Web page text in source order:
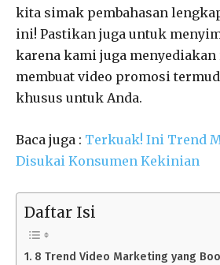
kita simak pembahasan
ini! Pastikan juga untuk
karena kami juga
membuat video promosi
khusus untuk Anda.
Baca juga : Terkuak! Ini Trend
Disukai Konsumen Kekinian
Daftar Isi
8 Trend Video Marketing yang